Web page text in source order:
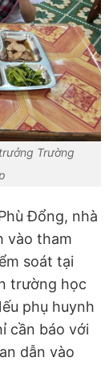
Trường
Đổng, nhà
vào tham
soát tại
trường học
phụ huynh
cần báo với
dẫn vào